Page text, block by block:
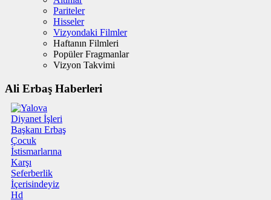
Pariteler
Hisseler
Vizyondaki Filmler
Haftanın Filmleri
Popüler Fragmanlar
Vizyon Takvimi
Ali Erbaş Haberleri